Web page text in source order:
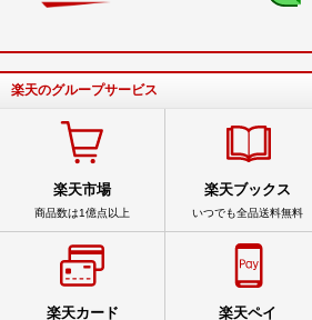
楽天のグループサービス
楽天市場
商品数は1億点以上
楽天ブックス
いつでも全品送料無料
楽天カード 楽天ペイ